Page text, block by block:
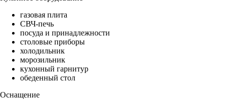
газовая плита
СВЧ-печь
посуда и принадлежности
столовые приборы
холодильник
морозильник
кухонный гарнитур
обеденный стол
Оснащение